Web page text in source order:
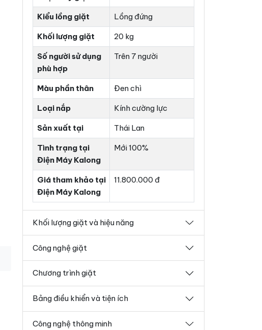
Kiểu lồng giặt Lồng đứng
Khối lượng giặt 20 kg
Số người sử dụng
phù hợp
Trên 7 người
Màu phần thân Đen chì
Loại nắp Kính cường lực
Sản xuất tại Thái Lan
Tình trạng tại
Điện Máy Kalong
Mới 100%
Giá tham khảo tại
Điện Máy Kalong
11.800.000 đ
Khối lượng giặt và hiệu năng
Công nghệ giặt
Chương trình giặt
Bảng điều khiển và tiện ích
Công nghệ thông minh